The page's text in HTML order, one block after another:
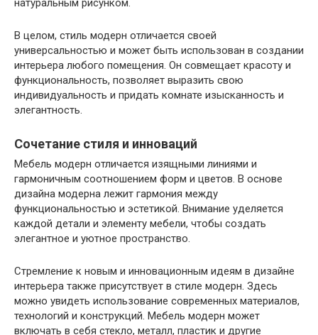
натуральным рисунком.
В целом, стиль модерн отличается своей
универсальностью и может быть использован в создании
интерьера любого помещения. Он совмещает красоту и
функциональность, позволяет выразить свою
индивидуальность и придать комнате изысканность и
элегантность.
Сочетание стиля и инноваций
Мебель модерн отличается изящными линиями и
гармоничным соотношением форм и цветов. В основе
дизайна модерна лежит гармония между
функциональностью и эстетикой. Внимание уделяется
каждой детали и элементу мебели, чтобы создать
элегантное и уютное пространство.
Стремление к новым и инновационным идеям в дизайне
интерьера также присутствует в стиле модерн. Здесь
можно увидеть использование современных материалов,
технологий и конструкций. Мебель модерн может
включать в себя стекло, металл, пластик и другие